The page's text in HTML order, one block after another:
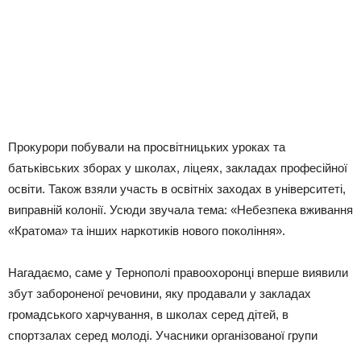
Прокурори побували на просвітницьких уроках та
батьківських зборах у школах, ліцеях, закладах професійної
освіти. Також взяли участь в освітніх заходах в університеті,
виправній колонії. Усюди звучала тема: «Небезпека вживання
«Кратома» та інших наркотиків нового покоління».
Нагадаємо, саме у Тернополі правоохоронці вперше виявили
збут забороненої речовини, яку продавали у закладах
громадського харчування, в школах серед дітей, в
спортзалах серед молоді. Учасники організованої групи